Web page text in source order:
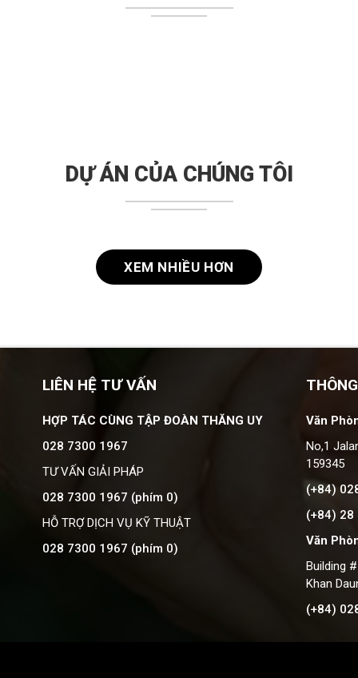
DỰ ÁN CỦA CHÚNG TÔI
XEM NHIỀU HƠN
LIÊN HỆ TƯ VẤN
HỢP TÁC CÙNG TẬP ĐOÀN THĂNG UY
028 7300 1967
TƯ VẤN GIẢI PHÁP
028 7300 1967 (phím 0)
HỖ TRỢ DỊCH VỤ KỸ THUẬT
028 7300 1967 (phím 0)
Văn
No,1
159345
(+84)
(+84) 28
Văn
Building
Khan
(+84)